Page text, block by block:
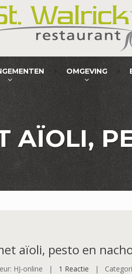
OMGEVING
AÏOLI,
aïoli, pesto en
HJ-online | 1 Reactie |